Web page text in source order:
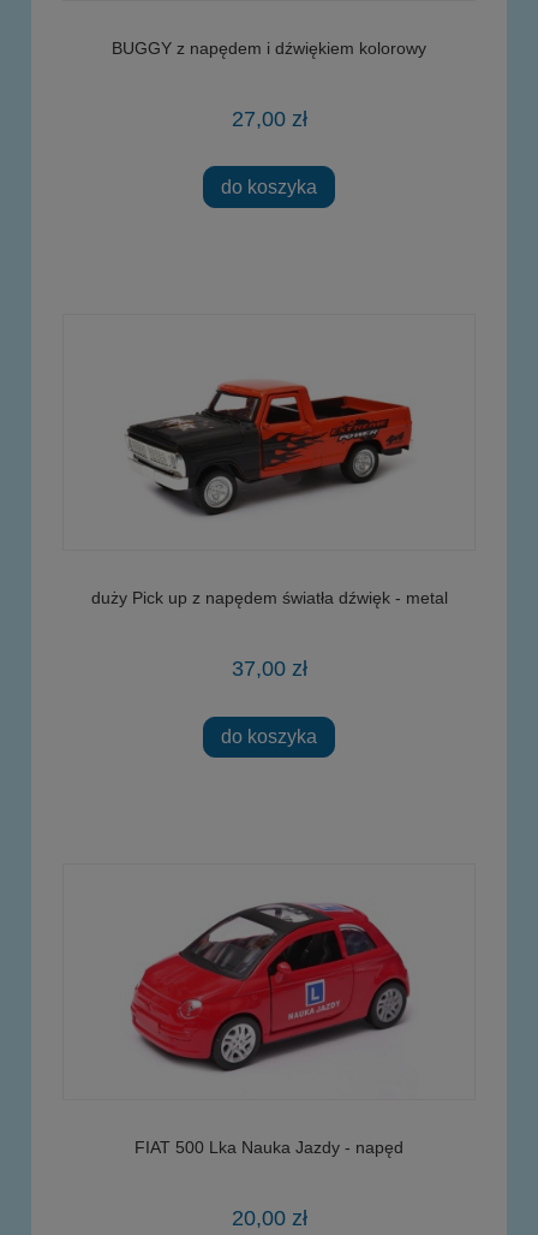
BUGGY z napędem i dźwiękiem kolorowy
27,00 zł
do koszyka
duży Pick up z napędem światła dźwięk - metal
37,00 zł
do koszyka
FIAT 500 Lka Nauka Jazdy - napęd
20,00 zł